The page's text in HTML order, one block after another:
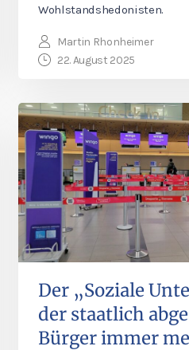
Wohlstandshedonisten.
Martin Rhonheimer
22. August 2025
Der „Soziale
der staatlich
Bürger immer